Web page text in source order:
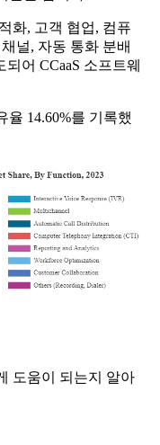
화, 고객 협업, 컴퓨
널, 자동 통화 분배
어 CCaaS 소프트웨
율 14.60%를 기록했
도움이 되는지 알아